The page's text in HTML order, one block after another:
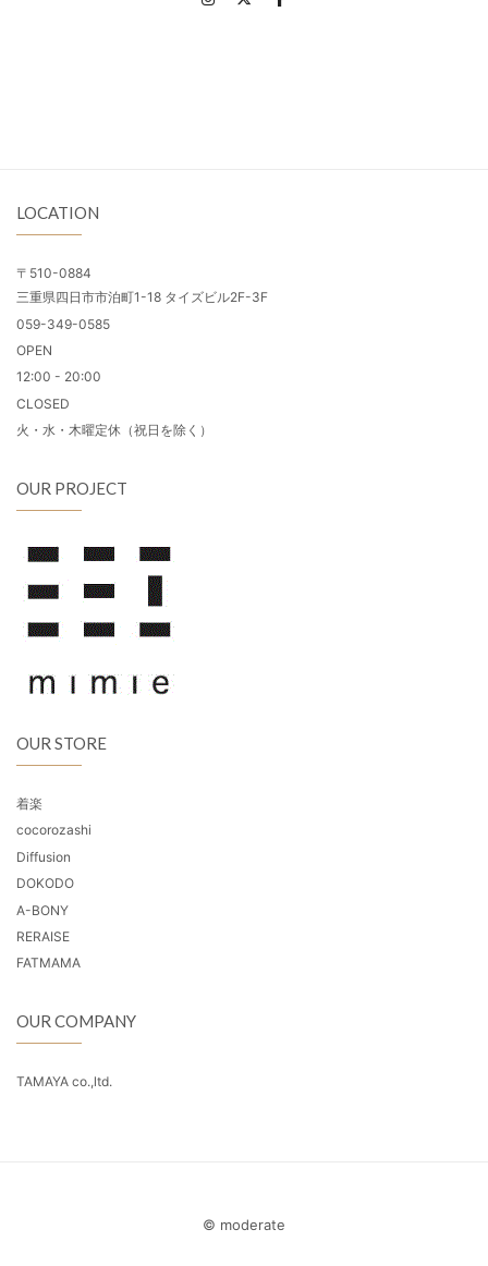
LOCATION
〒510-0884
三重県四日市市泊町1-18 タイズビル2F-3F
059-349-0585
OPEN
12:00 - 20:00
CLOSED
火・水・木曜定休（祝日を除く）
OUR PROJECT
OUR STORE
着楽
cocorozashi
Diffusion
DOKODO
A-BONY
RERAISE
FATMAMA
OUR COMPANY
TAMAYA co.,ltd.
© moderate